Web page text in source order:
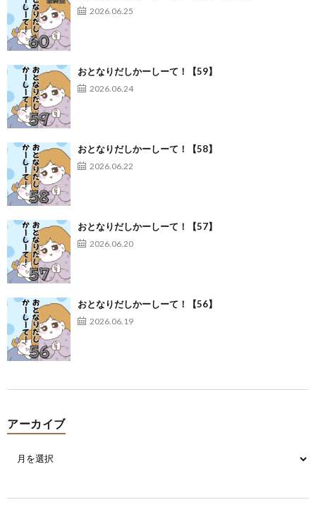
2026.06.25
おとなりだしかーしーて！【59】
2026.06.24
おとなりだしかーしーて！【58】
2026.06.22
おとなりだしかーしーて！【57】
2026.06.20
おとなりだしかーしーて！【56】
2026.06.19
アーカイブ